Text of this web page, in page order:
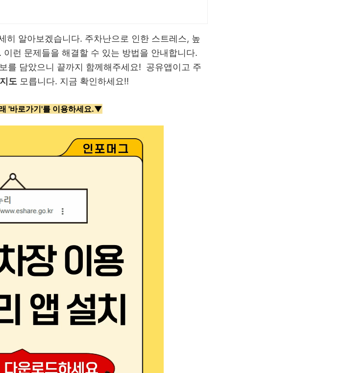
히 알아보겠습니다. 주차난으로 인한 스트레스, 높
런 문제들을 해결할 수 있는 방법을 안내합니다.
를 담았으니 끝까지 함께해주세요! 공유앱이고 주
도 모릅니다. 지금 확인하세요!!
'바로가기'를 이용하세요.▼